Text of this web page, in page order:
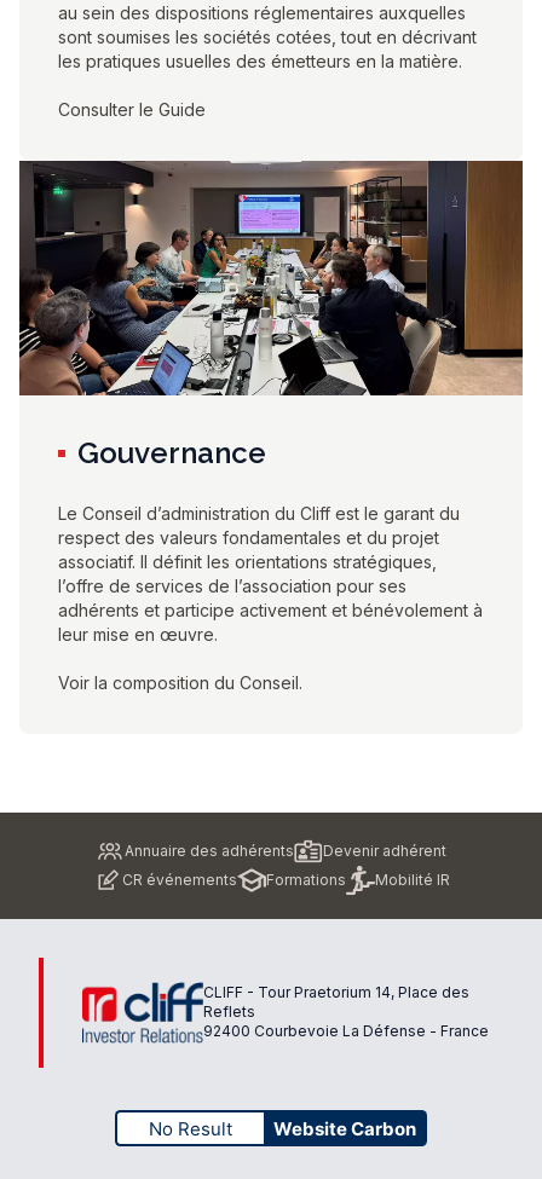
au sein des dispositions réglementaires auxquelles
sont soumises les sociétés cotées, tout en décrivant
les pratiques usuelles des émetteurs en la matière.
Consulter le Guide
Gouvernance
Le Conseil d’administration du Cliff est le garant du
respect des valeurs fondamentales et du projet
associatif. Il définit les orientations stratégiques,
l’offre de services de l’association pour ses
adhérents et participe activement et bénévolement à
leur mise en œuvre.
Voir la composition du Conseil.
Annuaire des adhérents
Devenir adhérent
CR événements
Formations Mobilité IR
CLIFF - Tour Praetorium 14, Place des
Reflets
92400 Courbevoie La Défense - France
No Result Website Carbon